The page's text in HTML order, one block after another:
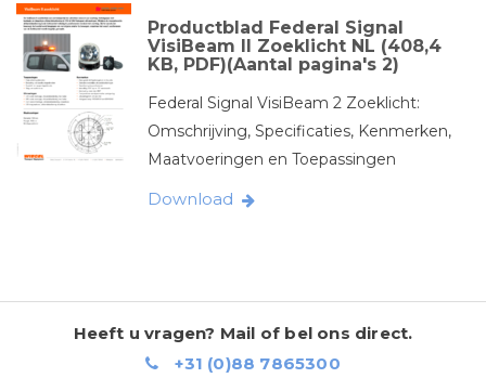
Productblad Federal Signal
VisiBeam II Zoeklicht NL (408,4
KB, PDF)(Aantal pagina's 2)
Federal Signal VisiBeam 2 Zoeklicht:
Omschrijving, Specificaties, Kenmerken,
Maatvoeringen en Toepassingen
Download
Heeft u vragen? Mail of bel ons direct.
+31 (0)88 7865300